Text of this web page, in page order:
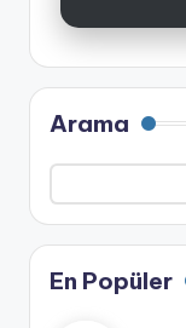
Arama
En Popüler